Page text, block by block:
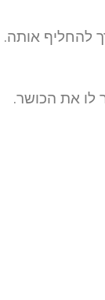
להחליף אותה.
לו את הכושר.